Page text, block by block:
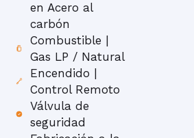
en Acero al
carbón
Combustible |
Gas LP / Natural
Encendido |
Control Remoto
Válvula de
seguridad